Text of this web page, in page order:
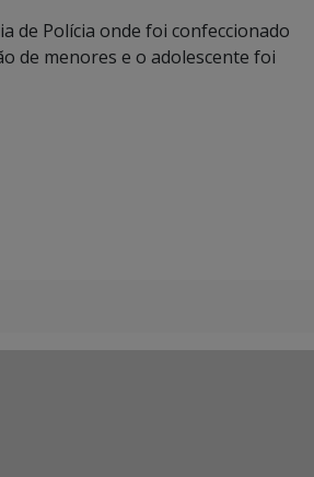
de Polícia onde foi confeccionado
de menores e o adolescente foi